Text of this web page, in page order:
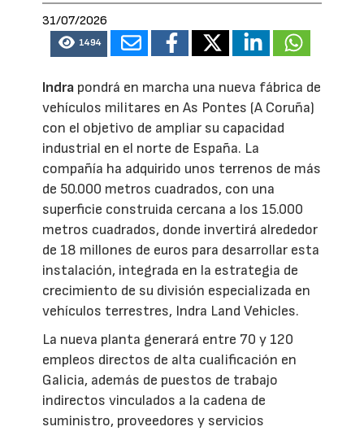
31/07/2026
1494
Indra pondrá en marcha una nueva fábrica de
vehículos militares en As Pontes (A Coruña)
con el objetivo de ampliar su capacidad
industrial en el norte de España. La
compañía ha adquirido unos terrenos de más
de 50.000 metros cuadrados, con una
superficie construida cercana a los 15.000
metros cuadrados, donde invertirá alrededor
de 18 millones de euros para desarrollar esta
instalación, integrada en la estrategia de
crecimiento de su división especializada en
vehículos terrestres, Indra Land Vehicles.
La nueva planta generará entre 70 y 120
empleos directos de alta cualificación en
Galicia, además de puestos de trabajo
indirectos vinculados a la cadena de
suministro, proveedores y servicios